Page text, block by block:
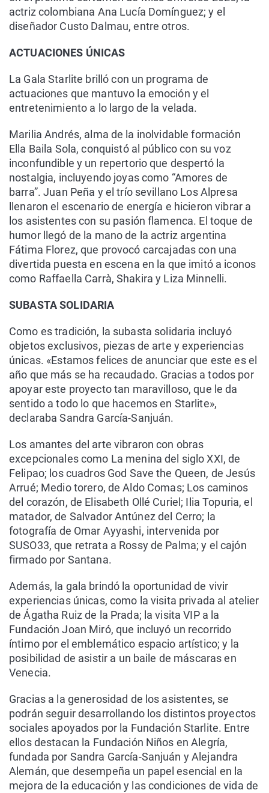
actriz colombiana Ana Lucía Domínguez; y el
diseñador Custo Dalmau, entre otros.
ACTUACIONES ÚNICAS
La Gala Starlite brilló con un programa de
actuaciones que mantuvo la emoción y el
entretenimiento a lo largo de la velada.
Marilia Andrés, alma de la inolvidable formación
Ella Baila Sola, conquistó al público con su voz
inconfundible y un repertorio que despertó la
nostalgia, incluyendo joyas como “Amores de
barra”. Juan Peña y el trío sevillano Los Alpresa
llenaron el escenario de energía e hicieron vibrar a
los asistentes con su pasión flamenca. El toque de
humor llegó de la mano de la actriz argentina
Fátima Florez, que provocó carcajadas con una
divertida puesta en escena en la que imitó a iconos
como Raffaella Carrà, Shakira y Liza Minnelli.
SUBASTA SOLIDARIA
Como es tradición, la subasta solidaria incluyó
objetos exclusivos, piezas de arte y experiencias
únicas. «Estamos felices de anunciar que este es el
año que más se ha recaudado. Gracias a todos por
apoyar este proyecto tan maravilloso, que le da
sentido a todo lo que hacemos en Starlite»,
declaraba Sandra García-Sanjuán.
Los amantes del arte vibraron con obras
excepcionales como La menina del siglo XXI, de
Felipao; los cuadros God Save the Queen, de Jesús
Arrué; Medio torero, de Aldo Comas; Los caminos
del corazón, de Elisabeth Ollé Curiel; Ilia Topuria, el
matador, de Salvador Antúnez del Cerro; la
fotografía de Omar Ayyashi, intervenida por
SUSO33, que retrata a Rossy de Palma; y el cajón
firmado por Santana.
Además, la gala brindó la oportunidad de vivir
experiencias únicas, como la visita privada al atelier
de Ágatha Ruiz de la Prada; la visita VIP a la
Fundación Joan Miró, que incluyó un recorrido
íntimo por el emblemático espacio artístico; y la
posibilidad de asistir a un baile de máscaras en
Venecia.
Gracias a la generosidad de los asistentes, se
podrán seguir desarrollando los distintos proyectos
sociales apoyados por la Fundación Starlite. Entre
ellos destacan la Fundación Niños en Alegría,
fundada por Sandra García-Sanjuán y Alejandra
Alemán, que desempeña un papel esencial en la
mejora de la educación y las condiciones de vida de